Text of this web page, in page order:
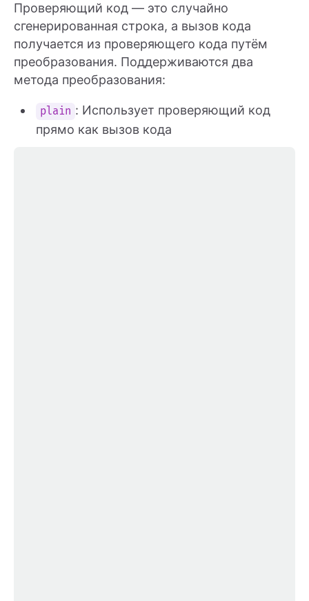
Проверяющий код — это случайно
сгенерированная строка, а вызов кода
получается из проверяющего кода путём
преобразования. Поддерживаются два
метода преобразования:
plain : Использует проверяющий код
прямо как вызов кода